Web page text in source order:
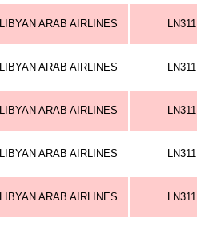
LIBYAN ARAB AIRLINES LN311
LIBYAN ARAB AIRLINES LN311
LIBYAN ARAB AIRLINES LN311
LIBYAN ARAB AIRLINES LN311
LIBYAN ARAB AIRLINES LN311